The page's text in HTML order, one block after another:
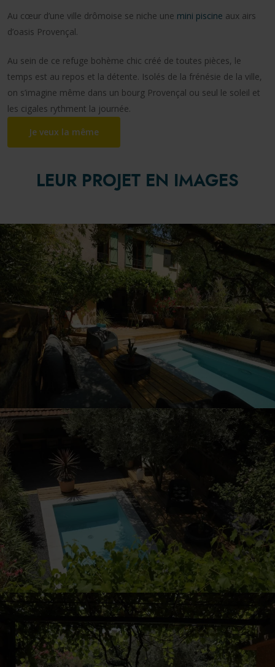
Au cœur d’une ville drômoise se niche une mini piscine aux airs
d’oasis Provençal.
Au sein de ce refuge bohème chic créé de toutes pièces, le
temps est au repos et la détente. Isolés de la frénésie de la ville,
on s’imagine même dans un bourg Provençal ou seul le soleil et
les cigales rythment la journée.
Je veux la même
LEUR PROJET EN IMAGES